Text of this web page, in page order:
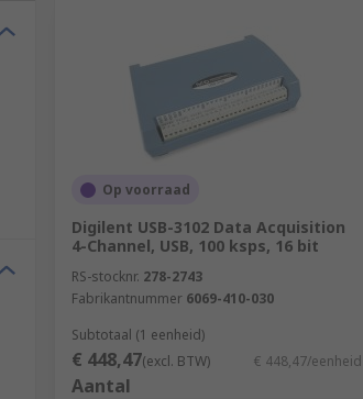
Op voorraad
Digilent USB-3102 Data Acquisition
4-Channel, USB, 100 ksps, 16 bit
RS-stocknr. 278-2743
Fabrikantnummer 6069-410-030
Subtotaal (1 eenheid)
€ 448,47(excl. BTW) € 448,47/eenheid
Aantal